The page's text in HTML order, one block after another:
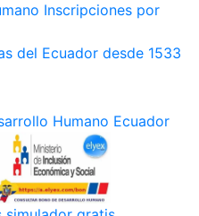
Inscripciones por
del Ecuador desde 1533
Humano Ecuador